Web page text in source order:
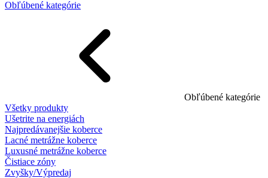
Obľúbené kategórie
Obľúbené kategórie
Všetky produkty
Ušetrite na energiách
Najpredávanejšie koberce
Lacné metrážne koberce
Luxusné metrážne koberce
Čistiace zóny
Zvyšky/Výpredaj